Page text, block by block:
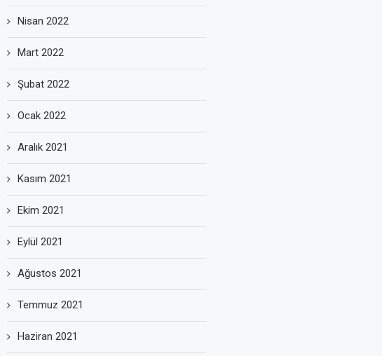
Nisan 2022
Mart 2022
Şubat 2022
Ocak 2022
Aralık 2021
Kasım 2021
Ekim 2021
Eylül 2021
Ağustos 2021
Temmuz 2021
Haziran 2021